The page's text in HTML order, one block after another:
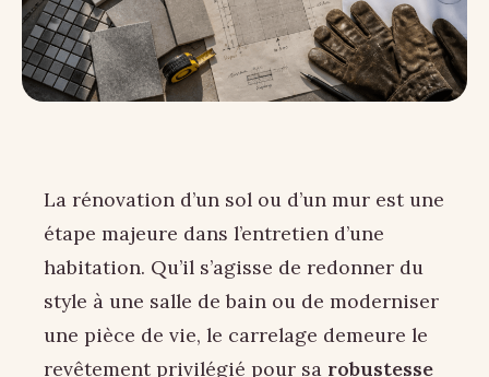
La rénovation d’un sol ou d’un mur est une
étape majeure dans l’entretien d’une
habitation. Qu’il s’agisse de redonner du
style à une salle de bain ou de moderniser
une pièce de vie, le carrelage demeure le
revêtement privilégié pour sa robustesse